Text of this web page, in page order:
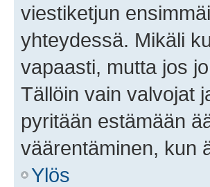
viestiketjun
yhteydessä. Mikäli
vapaasti, mutta jos
Tällöin vain valvojat
pyritään estämään
väärentäminen, kun
Ylös